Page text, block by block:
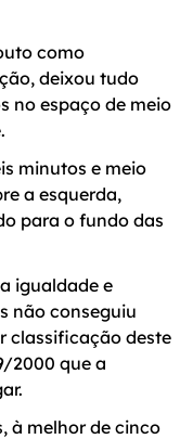
como
deixou tudo
no espaço de meio
minutos e meio
a esquerda,
para o fundo das
igualdade e
não conseguiu
classificação deste
2000 que a
à melhor de cinco